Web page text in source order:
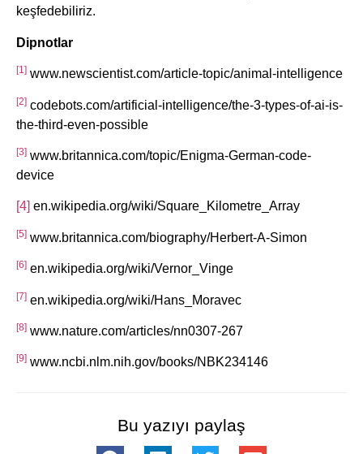
keşfedebiliriz.
Dipnotlar
[1] www.newscientist.com/article-topic/animal-intelligence
[2] codebots.com/artificial-intelligence/the-3-types-of-ai-is-
the-third-even-possible
[3] www.britannica.com/topic/Enigma-German-code-
device
[4] en.wikipedia.org/wiki/Square_Kilometre_Array
[5] www.britannica.com/biography/Herbert-A-Simon
[6] en.wikipedia.org/wiki/Vernor_Vinge
[7] en.wikipedia.org/wiki/Hans_Moravec
[8] www.nature.com/articles/nn0307-267
[9] www.ncbi.nlm.nih.gov/books/NBK234146
Bu yazıyı paylaş